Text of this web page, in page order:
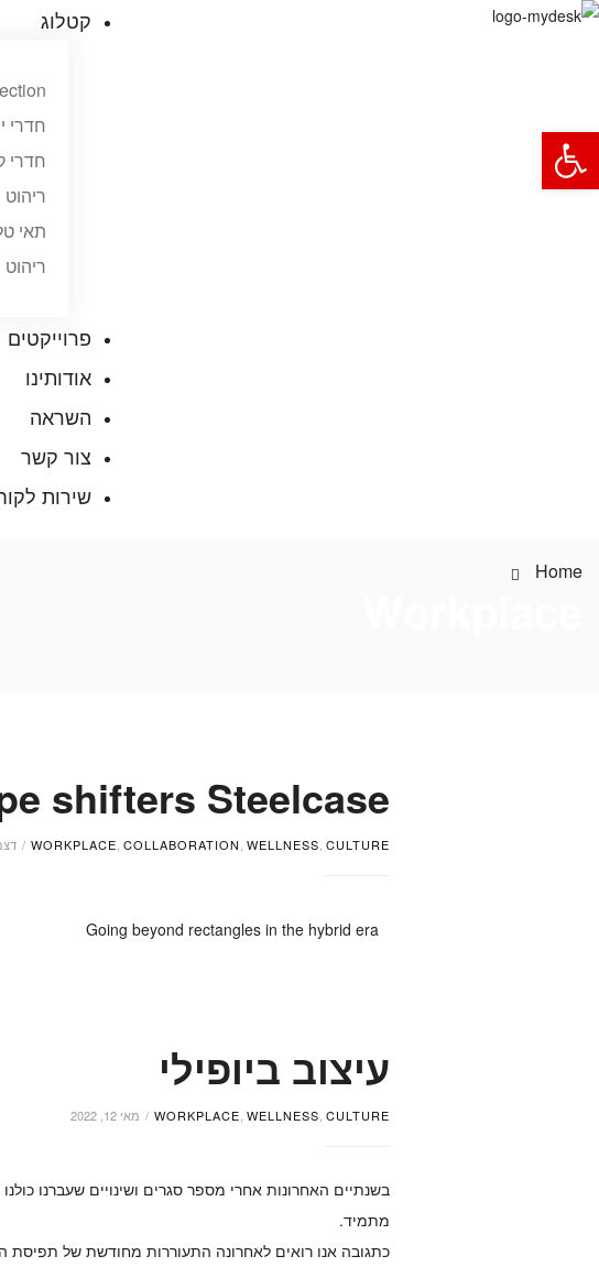
קטלוג
חדרי
חדרי
תאי
פרוייקטים
אודותינו
השראה
צור קשר
שירות
Home
shifters Steelcase
WORKPLACE COLLABORATION WELLNESS CULTURE
Going beyond rectangles in the hybrid era
עיצוב ביופילי
WORKPLACE WELLNESS CULTURE מאי 12, 2022
בשנתיים האחרונות אחרי מספר סגרים ושינויים שעברנו
מתמיד.
פתח סרגל נגישות